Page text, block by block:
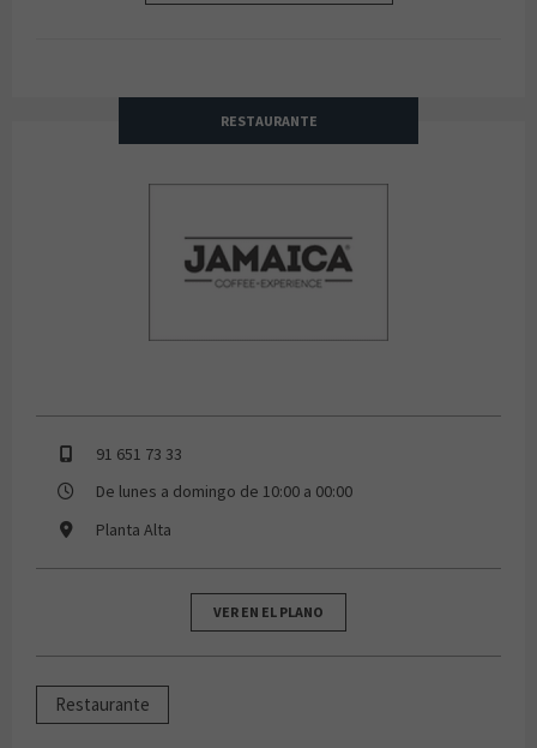
RESTAURANTE
Jamaica
91 651 73 33
De lunes a domingo de 10:00 a 00:00
Planta Alta
VER EN EL PLANO
Restaurante